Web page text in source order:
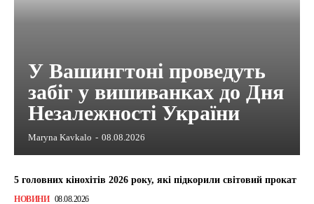
У Вашингтоні проведуть
забіг у вишиванках до Дня
Незалежності України
Maryna Kavkalo - 08.08.2026
5 головних кінохітів 2026 року, які підкорили світовий прокат
НОВИНИ 08.08.2026